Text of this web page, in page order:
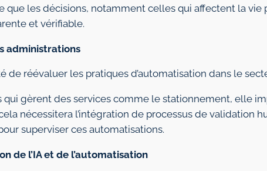
que les décisions, notamment celles qui affectent la vie
et vérifiable.
administrations
réévaluer les pratiques d’automatisation dans le
gèrent des services comme le stationnement, elle
nécessitera l’intégration de processus de validation
superviser ces automatisations.
de l’IA et de l’automatisation